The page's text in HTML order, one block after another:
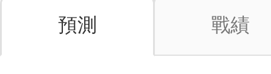
預測 戰績